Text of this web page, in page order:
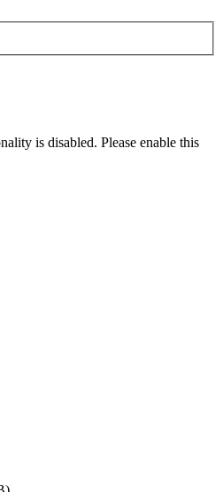
is disabled. Please enable this